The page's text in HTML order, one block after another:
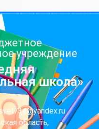
учреждение
школа»
область,